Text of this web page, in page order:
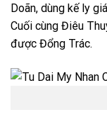
Doãn, dùng kế ly
Cuối cùng Điêu
được Đổng Trác.